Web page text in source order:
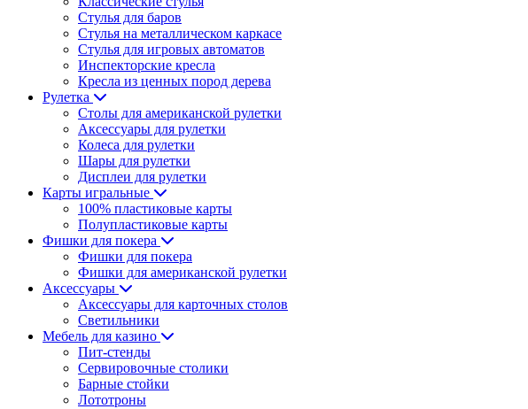
Стулья для баров
Стулья на металлическом каркасе
Стулья для игровых автоматов
Инспекторские кресла
Кресла из ценных пород дерева
Рулетка
Столы для американской рулетки
Аксессуары для рулетки
Колеса для рулетки
Шары для рулетки
Дисплеи для рулетки
Карты игральные
100% пластиковые карты
Полупластиковые карты
Фишки для покера
Фишки для покера
Фишки для американской рулетки
Аксессуары
Аксессуары для карточных столов
Светильники
Мебель для казино
Пит-стенды
Сервировочные столики
Барные стойки
Лототроны